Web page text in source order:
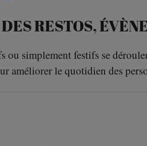
RESTOS,
simplement festifs se
améliorer le quotidien des